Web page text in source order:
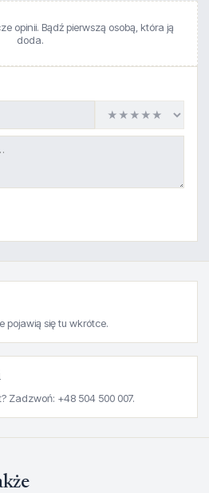
opinii. Bądź pierwszą osobą, która ją
doda.
pojawią się tu wkrótce.
Zadzwoń: +48 504 500 007.